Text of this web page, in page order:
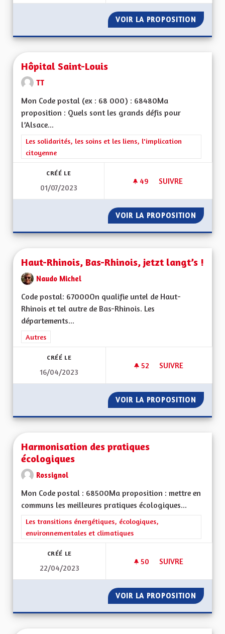
VOIR LA PROPOSITION ÎLOTS
Hôpital Saint-Louis
TT
Mon Code postal (ex : 68 000) : 68480Ma
proposition : Quels sont les grands défis pour
l’Alsace...
Filtrer les résultats de la catégorie : Les solidarités, les soins
Les solidarités, les soins et les liens, l'implication
citoyenne
CRÉÉ LE
01/07/2023
49 49 ABONNÉS
SUIVRE
VOIR LA PROPOSITION
Haut-Rhinois, Bas-Rhinois, jetzt langt’s !
Naudo Michel
Code postal: 67000On qualifie untel de Haut-
Rhinois et tel autre de Bas-Rhinois. Les
départements...
Filtrer les résultats de la catégorie : Autres
Autres
CRÉÉ LE
16/04/2023
52 52 ABONNÉS
SUIVRE
VOIR LA PROPOSITION HAUT-
Harmonisation des pratiques
écologiques
Rossignol
Mon Code postal : 68500Ma proposition : mettre en
communs les meilleures pratiques écologiques...
Filtrer les résultats de la catégorie : Les transitions
Les transitions énergétiques, écologiques,
environnementales et climatiques
CRÉÉ LE
22/04/2023
50 50 ABONNÉS
SUIVRE
VOIR LA PROPOSITION